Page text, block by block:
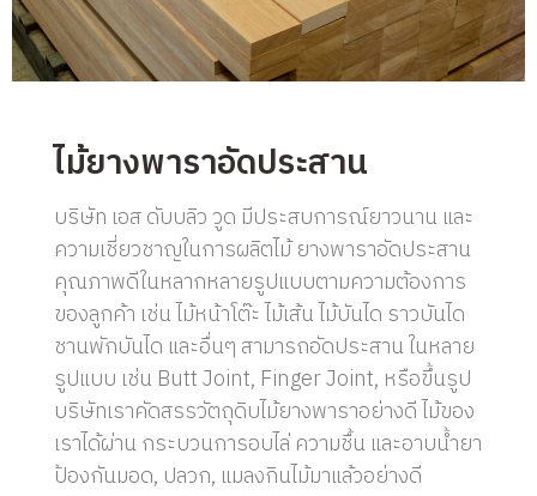
ไม้ยางพาราอัดประสาน
บริษัท เอส ดับบลิว วูด มีประสบการณ์ยาวนาน และ
ความเชี่ยวชาญในการผลิตไม้ ยางพาราอัดประสาน
คุณภาพดีในหลากหลายรูปแบบตามความต้องการ
ของลูกค้า เช่น ไม้หน้าโต๊ะ ไม้เส้น ไม้บันได ราวบันได
ชานพักบันได และอื่นๆ สามารถอัดประสาน ในหลาย
รูปแบบ เช่น Butt Joint, Finger Joint, หรือขึ้นรูป
บริษัทเราคัดสรรวัตถุดิบไม้ยางพาราอย่างดี ไม้ของ
เราได้ผ่าน กระบวนการอบไล่ ความชื้น และอาบน้ำยา
ป้องกันมอด, ปลวก, แมลงกินไม้มาแล้วอย่างดี